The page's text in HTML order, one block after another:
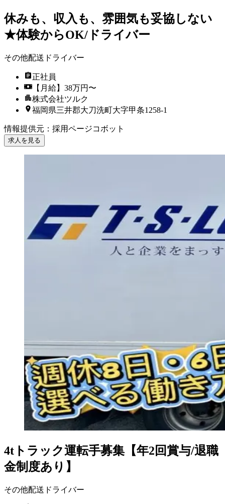
休みも、収入も、雰囲気も妥協しない
★体験からOK/ドライバー
その他配送ドライバー
正社員
【月給】38万円〜
株式会社ツルク
福岡県三井郡大刀洗町大字甲条1258‐1
情報提供元 ： 採用ページコボット
求人を見る
4tトラック運転手募集【年2回賞与/退職
金制度あり】
その他配送ドライバー